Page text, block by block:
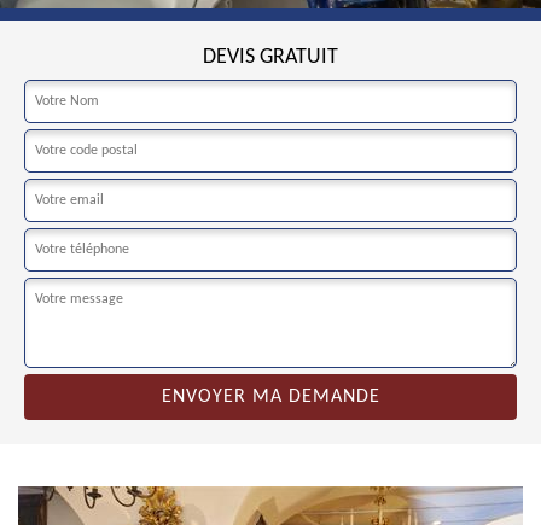
DEVIS GRATUIT